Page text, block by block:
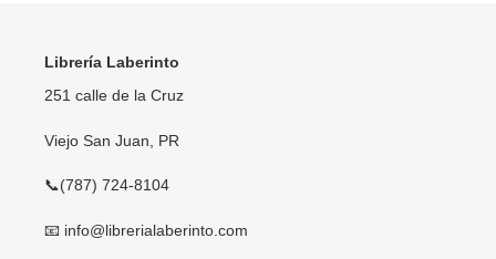
Librería Laberinto
251 calle de la Cruz
Viejo San Juan, PR
📞(787) 724-8104
📧 info@librerialaberinto.com